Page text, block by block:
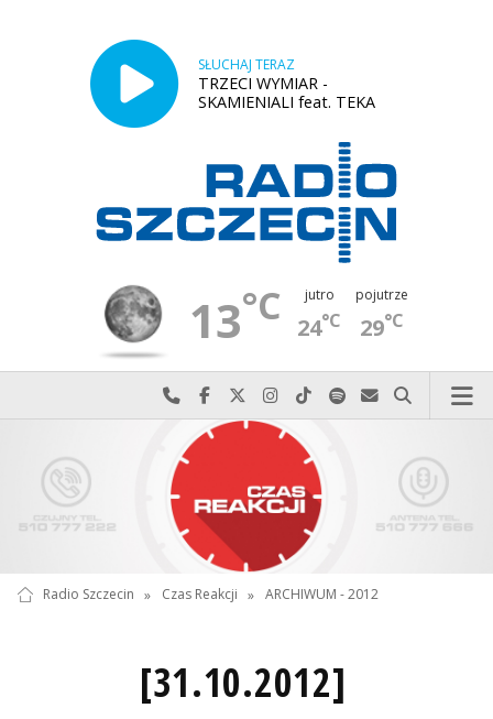
SŁUCHAJ TERAZ
TRZECI WYMIAR -
SKAMIENIALI feat. TEKA
13°C jutro
24°C
pojutrze
29°C
Najlepiej po prostu do nas zadzwoń
Odwiedź nas na Facebook-u
Odwiedź nas na X
Odwiedź nas na Instagram-ie
Odwiedź nas na TikTok-u
Szukaj nas na Spotify
Wyślij do nas
Szukaj
Radio Szczecin » Czas Reakcji » ARCHIWUM - 2012
[31.10.2012]